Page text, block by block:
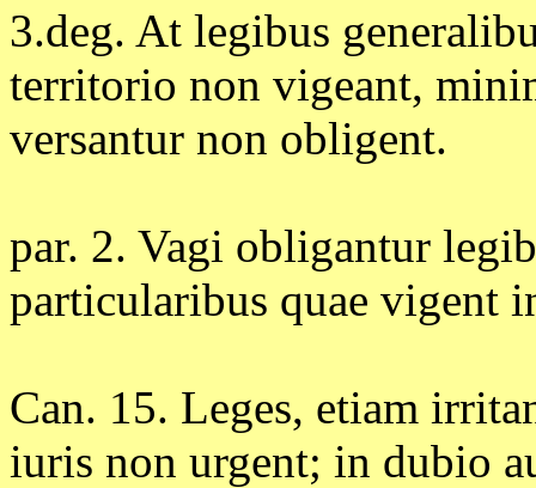
3.deg. At legibus
territorio non vigeant,
versantur non obligent.
par. 2. Vagi obligantur
particularibus quae vigent
Can. 15. Leges, etiam
iuris non urgent; in dubio